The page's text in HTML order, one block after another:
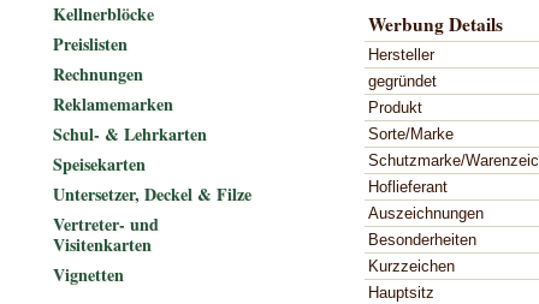
Werbung Details
Hersteller
gegründet
Produkt
Sorte/Marke
Schutzmarke/
Hoflieferant
Auszeichnungen
Besonderheiten
Kurzzeichen
Hauptsitz
Kellnerblöcke
Preislisten
Rechnungen
Reklamemarken
Schul- & Lehrkarten
Speisekarten
Untersetzer, Deckel & Filze
Vertreter- und
Visitenkarten
Vignetten